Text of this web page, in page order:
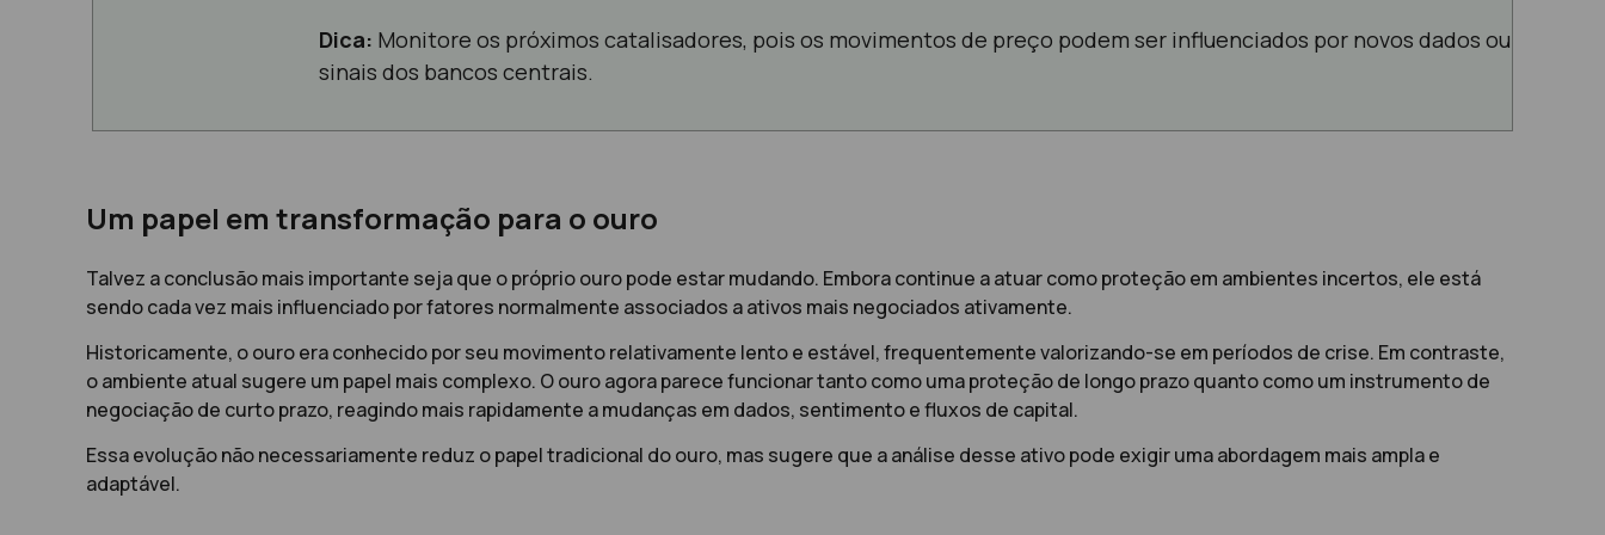
Dica: Monitore os próximos catalisadores, pois os movimentos de preço podem ser influenciados por novos dados ou
sinais dos bancos centrais.
Um papel em transformação para o ouro
Talvez a conclusão mais importante seja que o próprio ouro pode estar mudando. Embora continue a atuar como proteção em ambientes incertos, ele está
sendo cada vez mais influenciado por fatores normalmente associados a ativos mais negociados ativamente.
Historicamente, o ouro era conhecido por seu movimento relativamente lento e estável, frequentemente valorizando-se em períodos de crise. Em contraste,
o ambiente atual sugere um papel mais complexo. O ouro agora parece funcionar tanto como uma proteção de longo prazo quanto como um instrumento de
negociação de curto prazo, reagindo mais rapidamente a mudanças em dados, sentimento e fluxos de capital.
Essa evolução não necessariamente reduz o papel tradicional do ouro, mas sugere que a análise desse ativo pode exigir uma abordagem mais ampla e
adaptável.